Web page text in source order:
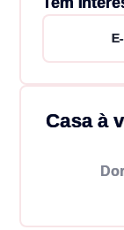
Casa à